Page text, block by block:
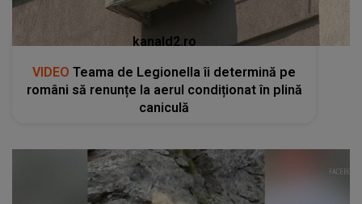
kanald2.ro
VIDEO Teama de Legionella îi determină pe
români să renunțe la aerul condiționat în plină
caniculă